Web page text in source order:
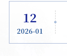
12
2026-01